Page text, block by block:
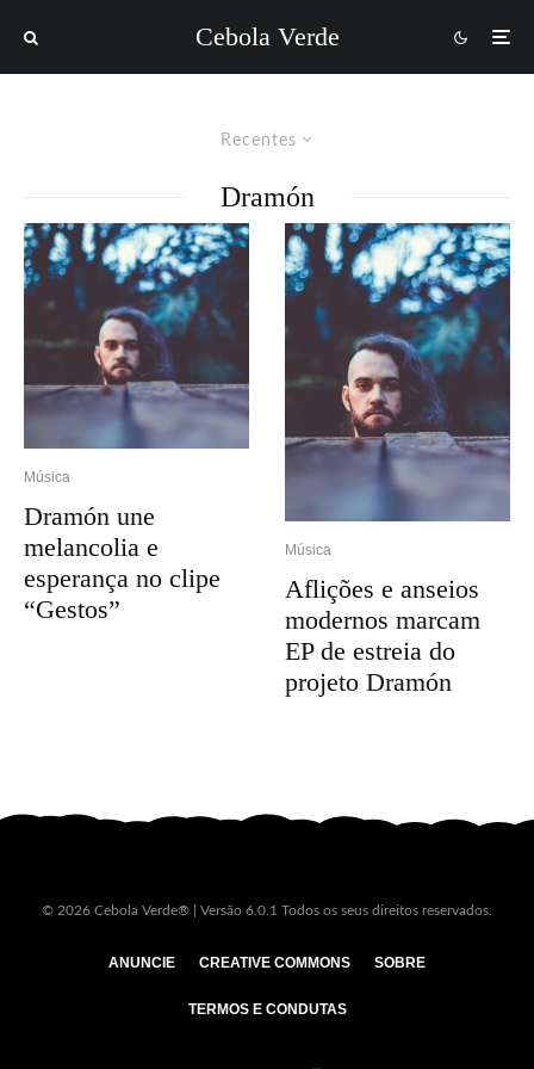
Cebola Verde
Recentes
Dramón
Música
Dramón une
melancolia e
esperança no clipe
“Gestos”
Música
Aflições e anseios
modernos marcam
EP de estreia do
projeto Dramón
© 2026 Cebola Verde® | Versão 6.0.1 Todos os seus direitos reservados.
ANUNCIE CREATIVE COMMONS SOBRE
TERMOS E CONDUTAS